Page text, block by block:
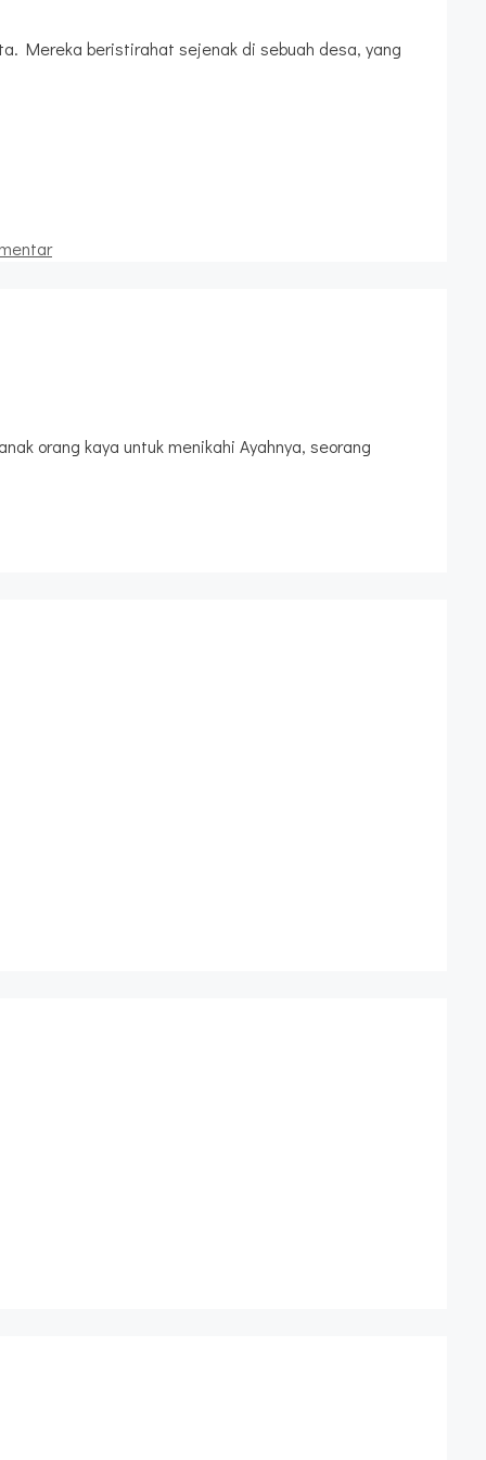
Mereka beristirahat sejenak di sebuah desa, yang
orang kaya untuk menikahi Ayahnya, seorang